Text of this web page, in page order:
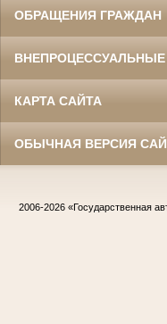
ОБРАЩЕНИЯ ГРАЖДАН
КАРТА САЙТА
ОБЫЧНАЯ ВЕРСИЯ
2006-2026 «Государственная